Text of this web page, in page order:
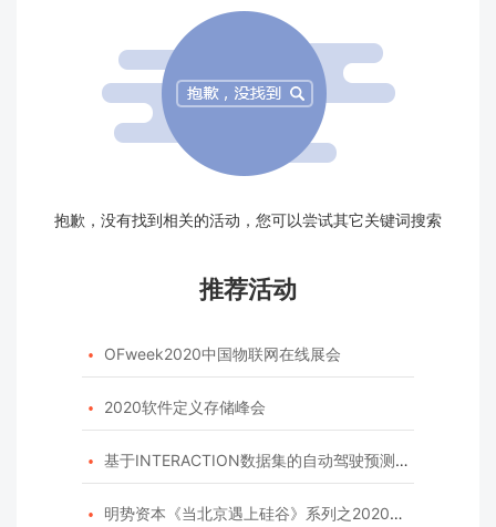
抱歉，没有找到相关的活动，您可以尝试其它关键词搜索
推荐活动
 OFweek2020中国物联网在线展会
 2020软件定义存储峰会
 基于INTERACTION数据集的自动驾驶预测模型挑战赛
 明势资本《当北京遇上硅谷》系列之2020年度开源峰会